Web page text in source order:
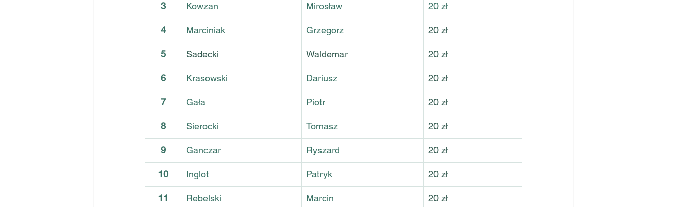
3 Kowzan Mirosław 20 zł
4 Marciniak Grzegorz 20 zł
5 Sadecki Waldemar 20 zł
6 Krasowski Dariusz 20 zł
7 Gała Piotr 20 zł
8 Sierocki Tomasz 20 zł
9 Ganczar Ryszard 20 zł
10 Inglot Patryk 20 zł
11 Rebelski Marcin 20 zł